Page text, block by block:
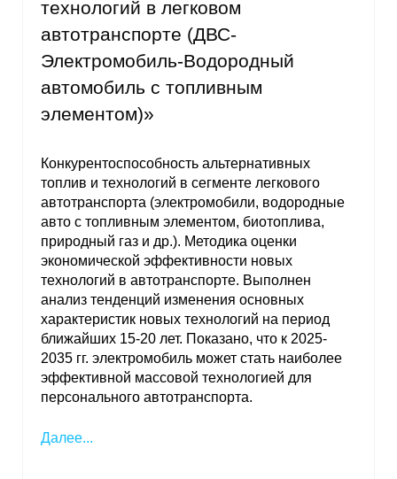
технологий в легковом
автотранспорте (ДВС-
Электромобиль-Водородный
автомобиль с топливным
элементом)»
Конкурентоспособность альтернативных
топлив и технологий в сегменте легкового
автотранспорта (электромобили, водородные
авто с топливным элементом, биотоплива,
природный газ и др.). Методика оценки
экономической эффективности новых
технологий в автотранспорте. Выполнен
анализ тенденций изменения основных
характеристик новых технологий на период
ближайших 15-20 лет. Показано, что к 2025-
2035 гг. электромобиль может стать наиболее
эффективной массовой технологией для
персонального автотранспорта.
Далее...